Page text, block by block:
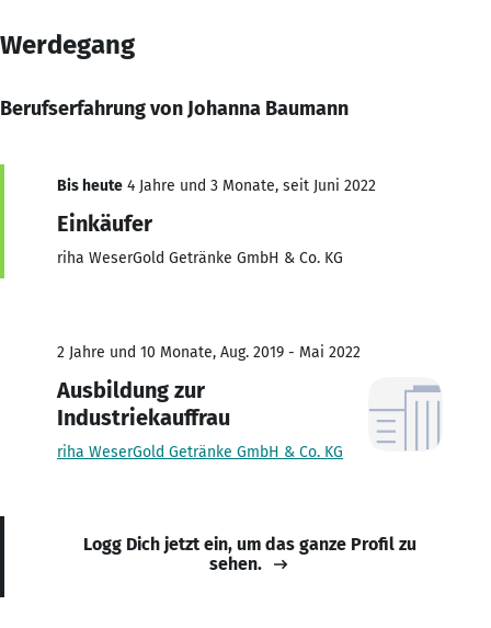
Werdegang
Berufserfahrung von Johanna Baumann
Bis heute 4 Jahre und 3 Monate, seit Juni 2022
Einkäufer
riha WeserGold Getränke GmbH & Co. KG
2 Jahre und 10 Monate, Aug. 2019 - Mai 2022
Ausbildung zur
Industriekauffrau
riha WeserGold Getränke GmbH & Co. KG
Logg Dich jetzt ein, um das ganze Profil zu
sehen.